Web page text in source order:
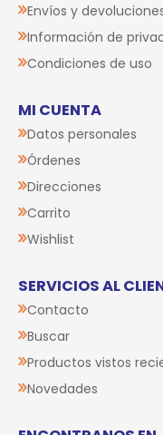
Envíos y
Información de
Condiciones de uso
MI CUENTA
Datos personales
Órdenes
Direcciones
Carrito
Wishlist
SERVICIOS AL
Contacto
Buscar
Productos vistos
Novedades